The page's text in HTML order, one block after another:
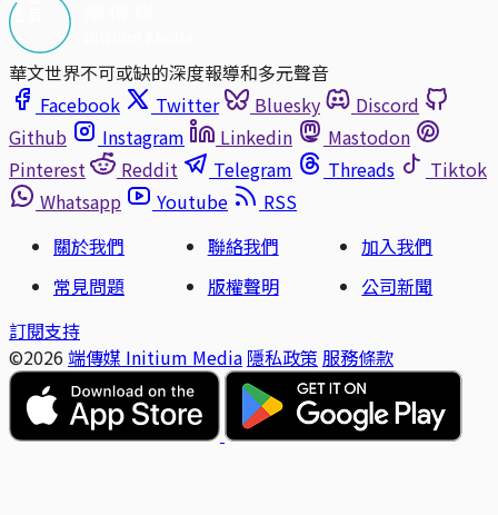
華文世界不可或缺的深度報導和多元聲音
Facebook
Twitter Bluesky
Discord
Github
Instagram Linkedin
Mastodon
Pinterest
Reddit Telegram Threads
Tiktok
Whatsapp
Youtube
RSS
關於我們
聯絡我們
加入我們
常見問題
版權聲明
公司新聞
訂閱支持
©2026 端傳媒 Initium Media 隱私政策 服務條款